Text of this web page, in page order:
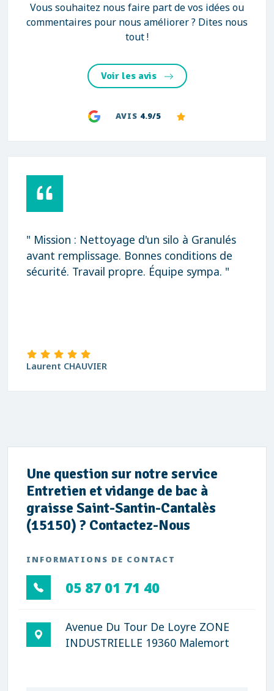
Vous souhaitez nous faire part de vos idées ou
commentaires pour nous améliorer ? Dites nous
tout !
Voir les avis
AVIS 4.9/5
" Mission : Nettoyage d'un silo à Granulés
avant remplissage. Bonnes conditions de
sécurité. Travail propre. Équipe sympa. "
Laurent CHAUVIER
Une question sur notre service
Entretien et vidange de bac à
graisse Saint-Santin-Cantalès
(15150) ? Contactez-Nous
INFORMATIONS DE CONTACT
05 87 01 71 40
Avenue Du Tour De Loyre ZONE
INDUSTRIELLE 19360 Malemort